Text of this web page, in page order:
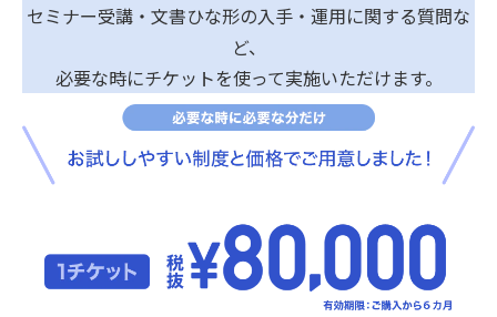
セミナー受講・文書ひな形の入手・運用に関する質問な
ど、
必要な時にチケットを使って実施いただけます。